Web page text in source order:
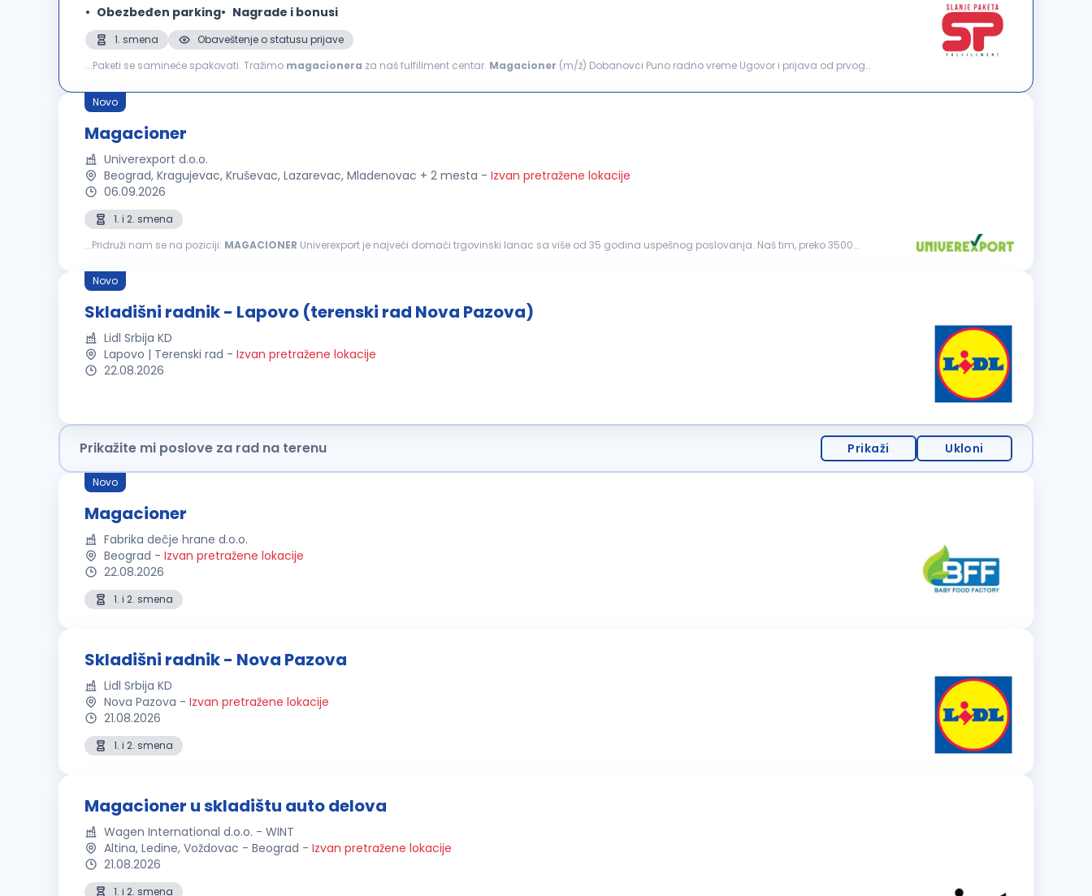
Obezbeđen parking
Nagrade i bonusi
1. smena
Obaveštenje o statusu prijave
...Paketi se samineće spakovati. Tražimo magacionera za naš fulfillment centar. Magacioner (m/ž) Dobanovci Puno radno vreme Ugovor i prijava od prvog
Novo
Magacioner
Univerexport d.o.o.
Beograd, Kragujevac, Kruševac, Lazarevac, Mladenovac + 2 mesta - Izvan pretražene lokacije
06.09.2026
1. i 2. smena
...Pridruži nam se na poziciji: MAGACIONER Univerexport je najveći domaći trgovinski lanac sa više od 35 godina uspešnog poslovanja. Naš tim, preko 3500
Novo
Skladišni radnik - Lapovo (terenski rad Nova Pazova)
Lidl Srbija KD
Lapovo | Terenski rad - Izvan pretražene lokacije
22.08.2026
Prikažite mi poslove za rad na terenu Prikaži Ukloni
Novo
Magacioner
Fabrika dečje hrane d.o.o.
Beograd - Izvan pretražene lokacije
22.08.2026
1. i 2. smena
Skladišni radnik - Nova Pazova
Lidl Srbija KD
Nova Pazova - Izvan pretražene lokacije
21.08.2026
1. i 2. smena
Magacioner u skladištu auto delova
Wagen International d.o.o. - WINT
Altina, Ledine, Voždovac - Beograd - Izvan pretražene lokacije
21.08.2026
1. i 2. smena